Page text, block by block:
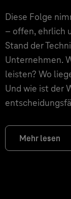
Diese Folge
– offen, ehrlich
Stand der
Unternehmen.
leisten? Wo
Und wie ist der
Mehr lesen